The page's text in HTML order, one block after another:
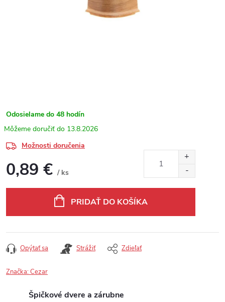
Odosielame do 48 hodín
13.8.2026
Možnosti doručenia
0,89 € / ks
PRIDAŤ DO KOŠÍKA
Opýtať sa Strážiť Zdieľať
Značka:Cezar
Špičkové dvere a zárubne